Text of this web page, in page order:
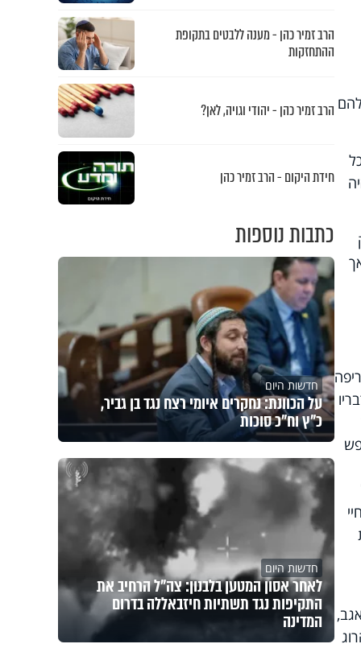
הרב זמיר כהן - מענה ללבטים בתקופת
ההתחזקות
הרב זמיר כהן - יהודי וגויה, לאן?
חידת היקום - הרב זמיר כהן
כתבות נוספות
חדשות היום
על הכוונת: נחקרים איומי רצח נגד בן גביר,
כ"ץ וח"כ סוכות
חדשות היום
לאחר אסון המטען בלבנון: צה"ל הרחיב את
התקיפות נגד תשתיות חיזבאללה בדרום
המדינה